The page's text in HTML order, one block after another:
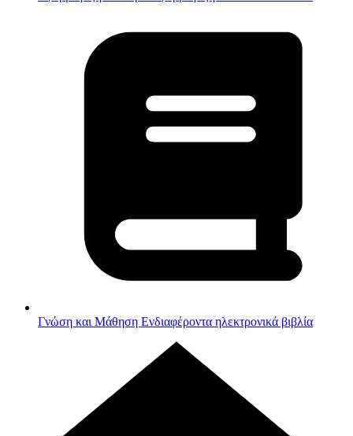
Γνώση και Μάθηση Ενδιαφέροντα ηλεκτρονικά βιβλία